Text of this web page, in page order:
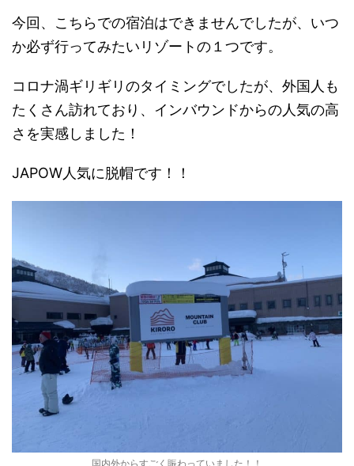
今回、こちらでの宿泊はできませんでしたが、 いつ
か必ず行ってみたいリゾートの１つです。
コロナ渦ギリギリのタイミングでしたが、外国人も
たくさん訪れており、インバウンドからの人気の高
さを実感しました！
JAPOW人気に脱帽です！！
国内外からすごく賑わっていました！！